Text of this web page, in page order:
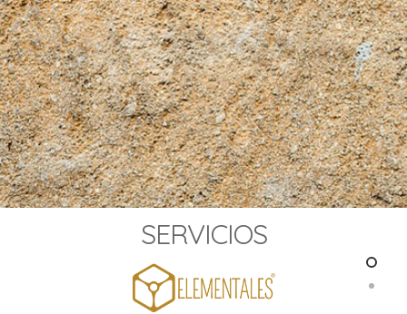
SERVICIOS